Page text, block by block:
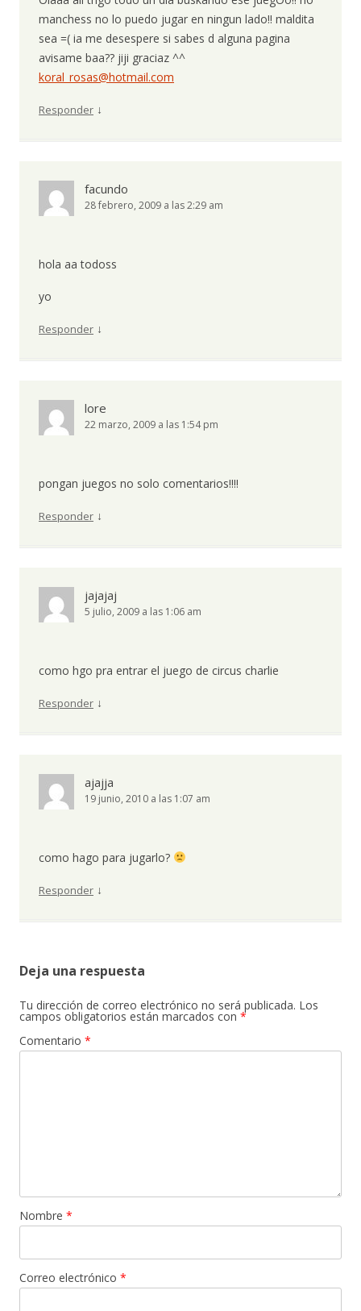
manchess no lo puedo jugar en ningun lado!! maldita
sea =( ia me desespere si sabes d alguna pagina
avisame baa?? jiji graciaz ^^
koral_rosas@hotmail.com
Responder ↓
facundo
28 febrero, 2009 a las 2:29 am
hola aa todoss
yo
Responder ↓
lore
22 marzo, 2009 a las 1:54 pm
pongan juegos no solo comentarios!!!!
Responder ↓
jajajaj
5 julio, 2009 a las 1:06 am
como hgo pra entrar el juego de circus charlie
Responder ↓
ajajja
19 junio, 2010 a las 1:07 am
como hago para jugarlo?
Responder ↓
Deja una respuesta
Tu dirección de correo electrónico no será publicada. Los
campos obligatorios están marcados con *
Comentario *
Nombre *
Correo electrónico *